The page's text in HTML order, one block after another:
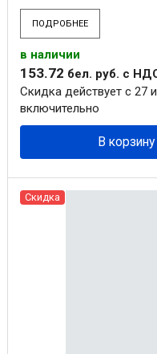
ПОДРОБНЕЕ
в наличии
153.72 бел. руб. с
Скидка действует с 27
включительно
В корзину
Скидка